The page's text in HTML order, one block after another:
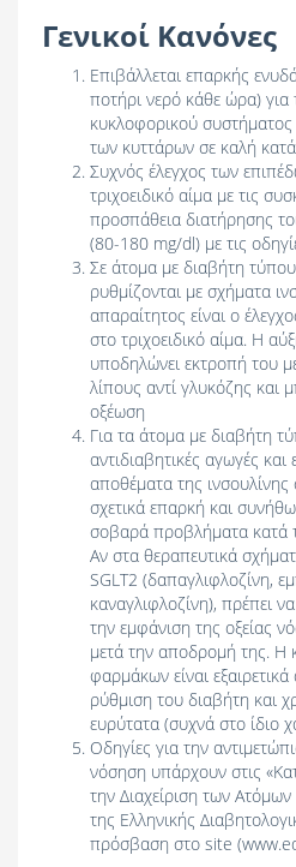
Γενικοί Κανόνες
Επιβάλλεται επαρκής
ποτήρι νερό κάθε ώρα)
κυκλοφορικού
των κυττάρων σε καλή
Συχνός έλεγχος των
τριχοειδικό αίμα με τις
προσπάθεια διατήρησης
(80-180 mg/dl) με τις
Σε άτομα με διαβήτη
ρυθμίζονται με σχήματα
απαραίτητος είναι ο
στο τριχοειδικό αίμα. Η
υποδηλώνει εκτροπή του
λίπους αντί γλυκόζης και
οξέωση
Για τα άτομα με διαβήτη
αντιδιαβητικές αγωγές και
αποθέματα της ινσουλίνης
σχετικά επαρκή και
σοβαρά προβλήματα κατά
Αν στα θεραπευτικά
SGLT2 (δαπαγλιφλοζίνη,
καναγλιφλοζίνη), πρέπει
την εμφάνιση της οξείας
μετά την αποδρομή της. Η
φαρμάκων είναι
ρύθμιση του διαβήτη και
ευρύτατα (συχνά στο ίδιο
Οδηγίες για την
νόσηση υπάρχουν στις
την Διαχείριση των
της Ελληνικής
πρόσβαση στο site